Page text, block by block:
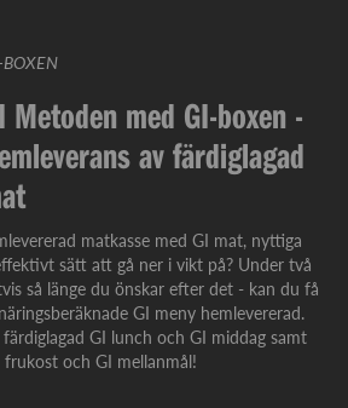
Metoden med GI-boxen -
av färdiglagad
matkasse med GI mat, nyttiga
sätt att gå ner i vikt på? Under två
så länge du önskar efter det - kan du få
GI meny hemlevererad.
GI lunch och GI middag samt
och GI mellanmål!